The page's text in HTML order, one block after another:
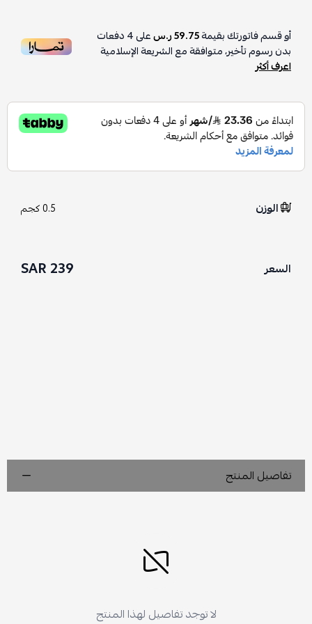
أو قسم فاتورتك بقيمة59.75 ر.س على4دفعات
بدون رسوم تأخير، متوافقة مع الشريعة الإسلامية
اعرف أكثر
الوزن 0.5 كجم
السعر 239 SAR
تفاصيل المنتج
لا توجد تفاصيل لهذا المنتج